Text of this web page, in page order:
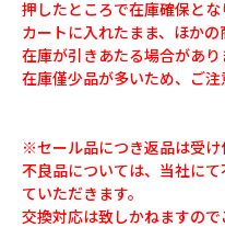
押したところで在庫確保とな
カートに入れたまま、ほか
在庫が引きあたる場合があり
在庫僅少品が多いため、ご注
※セール品につき返品は受け
不良品については、当社に
ていただきます。
交換対応は致しかねますので